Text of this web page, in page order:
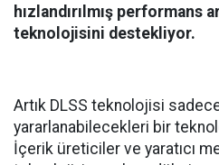
hızlandırılmış performans
teknolojisini destekliyor.
Artık DLSS teknolojisi
yararlanabilecekleri bir
İçerik üreticiler ve yaratıcı